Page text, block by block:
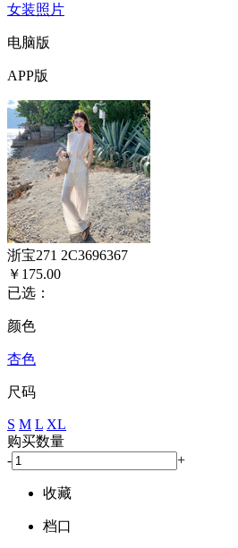
女装照片
电脑版
APP版
浙宝271 2C3696367
￥175.00
已选：
颜色
杏色
尺码
S M L XL
购买数量
-
+
收藏
档口